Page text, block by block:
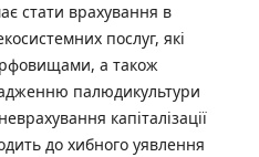
стати врахування в
послуг, які
а також
палюдикультури
капіталізації
до хибного уявлення